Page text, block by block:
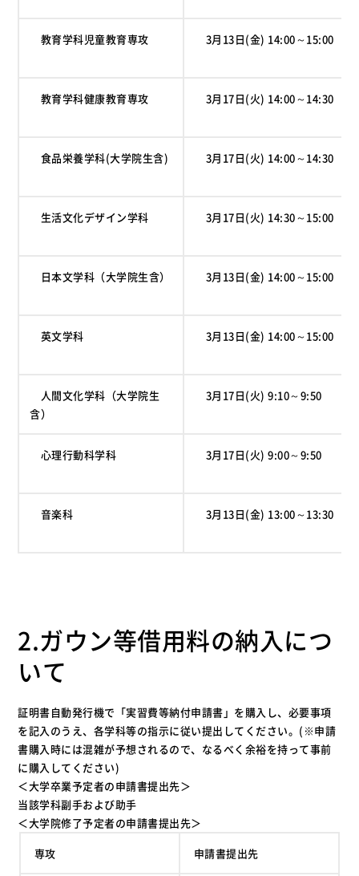
教育学科児童教育専攻 3月13日(金) 14:00～15:00
教育学科健康教育専攻 3月17日(火) 14:00～14:30
食品栄養学科(大学院生含) 3月17日(火) 14:00～14:30
生活文化デザイン学科 3月17日(火) 14:30～15:00
日本文学科（大学院生含） 3月13日(金) 14:00～15:00
英文学科 3月13日(金) 14:00～15:00
人間文化学科（大学院生
含）
3月17日(火) 9:10～9:50
心理行動科学科 3月17日(火) 9:00～9:50
音楽科 3月13日(金) 13:00～13:30
2.ガウン等借用料の納入につ
いて
証明書自動発行機で「実習費等納付申請書」を購入し、必要事項
を記入のうえ、各学科等の指示に従い提出してください。(※申請
書購入時には混雑が予想されるので、なるべく余裕を持って事前
に購入してください)
＜大学卒業予定者の申請書提出先＞
当該学科副手および助手
＜大学院修了予定者の申請書提出先＞
専攻
申請書提出先